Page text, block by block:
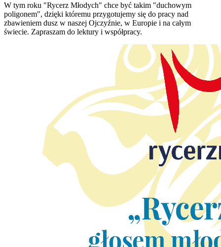
W tym roku "Rycerz Młodych" chce być takim "duchowym
poligonem", dzięki któremu przygotujemy się do pracy nad
zbawieniem dusz w naszej Ojczyźnie, w Europie i na całym
świecie. Zapraszam do lektury i współpracy.